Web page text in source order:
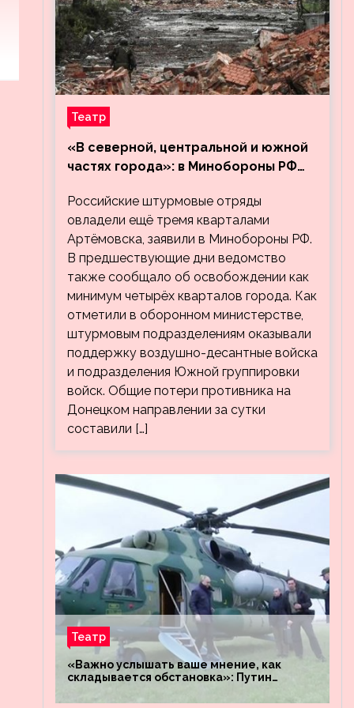
Театр
«В северной, центральной и южной
частях города»: в Минобороны РФ
кварталов Артёмовска
Российские штурмовые отряды
овладели ещё тремя кварталами
Артёмовска, заявили в Минобороны РФ.
В предшествующие дни ведомство
также сообщало об освобождении как
минимум четырёх кварталов города. Как
отметили в оборонном министерстве,
штурмовым подразделениям оказывали
поддержку воздушно-десантные войска
и подразделения Южной группировки
войск. Общие потери противника на
Донецком направлении за сутки
составили […]
Театр
«Важно услышать ваше мнение, как
складывается обстановка»: Путин
«Днепр» и «Восток»